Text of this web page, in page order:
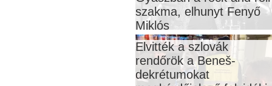
szakma, elhunyt Fenyő
Miklós
Elvitték a szlovák
rendőrök a Beneš-
dekrétumokat